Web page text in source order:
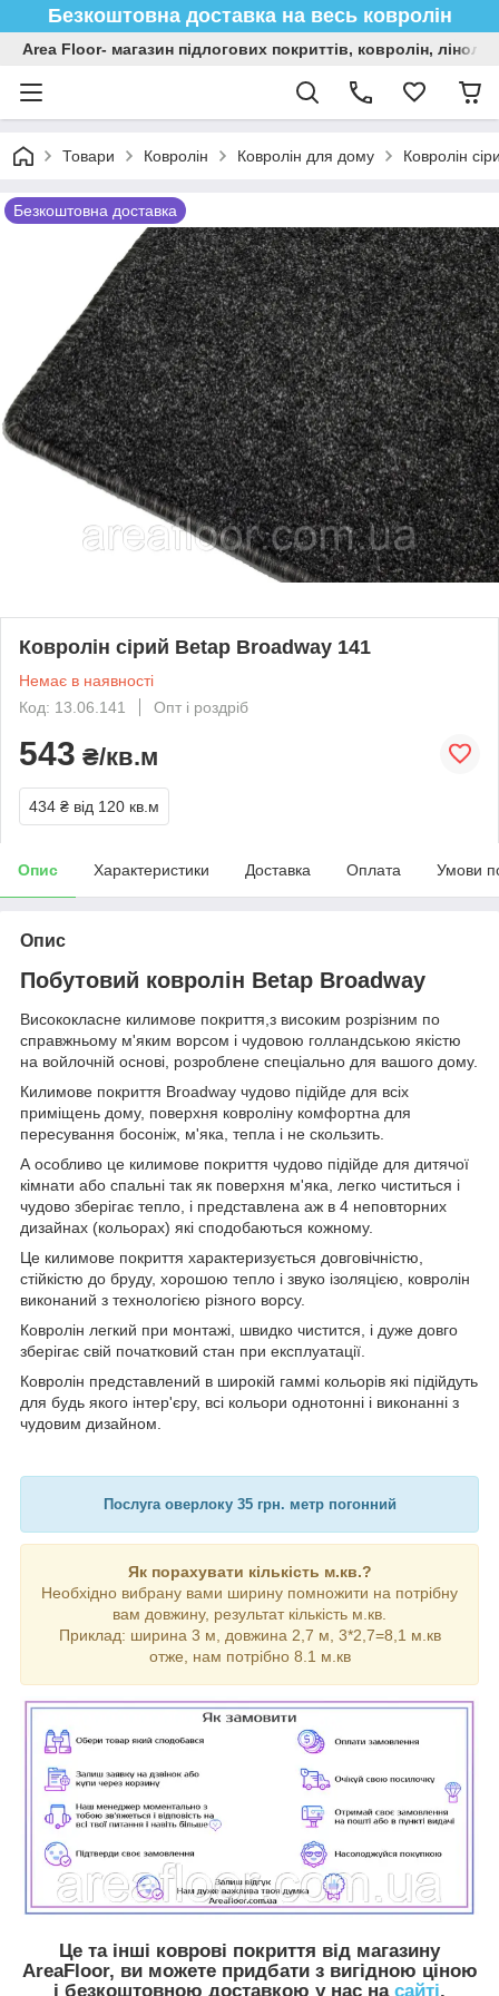
Безкоштовна доставка на весь ковролін
Area Floor- магазин підлогових покриттів, ковролін,
Товари Ковролін Ковролін для дому Ковролін
Безкоштовна доставка
Ковролін сірий Betap Broadway 141
Немає в наявності
Код: 13.06.141
Опт і роздріб
543 ₴/кв.м
434 ₴ від 120 кв.м
Опис Характеристики Доставка Оплата Умови
Опис
Побутовий ковролін Betap Broadway
Висококласне килимове покриття,з високим розрізним по
справжньому м'яким ворсом і чудовою голландською якістю
на войлочній основі, розроблене спеціально для вашого дому.
Килимове покриття Broadway чудово підійде для всіх
приміщень дому, поверхня ковроліну комфортна для
пересування босоніж, м'яка, тепла і не скользить.
А особливо це килимове покриття чудово підійде для дитячої
кімнати або спальні так як поверхня м'яка, легко чиститься і
чудово зберігає тепло, і представлена аж в 4 неповторних
дизайнах (кольорах) які сподобаються кожному.
Це килимове покриття характеризується довговічністю,
стійкістю до бруду, хорошою тепло і звуко ізоляцією, ковролін
виконаний з технологією різного ворсу.
Ковролін легкий при монтажі, швидко чистится, і дуже довго
зберігає свій початковий стан при експлуатації.
Ковролін представлений в широкій гаммі кольорів які підійдуть
для будь якого інтер'єру, всі кольори однотонні і виконанні з
чудовим дизайном.
Послуга оверлоку 35 грн. метр погонний
Як порахувати кількість м.кв.?
Необхідно вибрану вами ширину помножити на потрібну
вам довжину, результат кількість м.кв.
Приклад: ширина 3 м, довжина 2,7 м, 3*2,7=8,1 м.кв
отже, нам потрібно 8.1 м.кв
Це та інші коврові покриття від магазину
AreaFloor, ви можете придбати з вигідною ціною
і безкоштовною доставкою у нас на сайті.